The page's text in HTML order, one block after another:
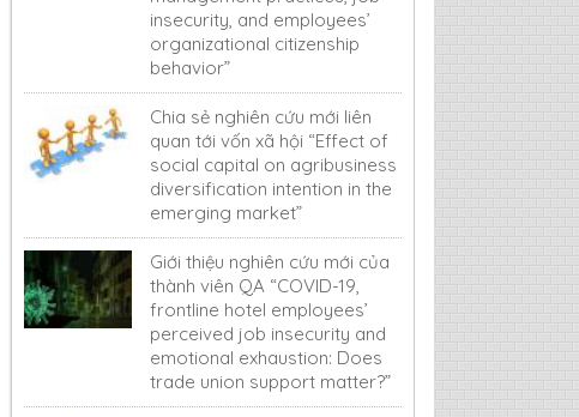
insecurity, and employees’
organizational citizenship
behavior”
Chia sẻ nghiên cứu mới liên
quan tới vốn xã hội “Effect of
social capital on agribusiness
diversification intention in the
emerging market”
Giới thiệu nghiên cứu mới của
thành viên QA “COVID-19,
frontline hotel employees’
perceived job insecurity and
emotional exhaustion: Does
trade union support matter?”